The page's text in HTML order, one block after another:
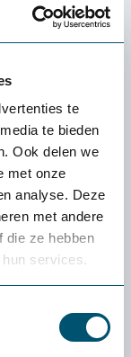
te
te bieden
Ook delen we
met onze
analyse. Deze
met andere
die ze hebben
services.